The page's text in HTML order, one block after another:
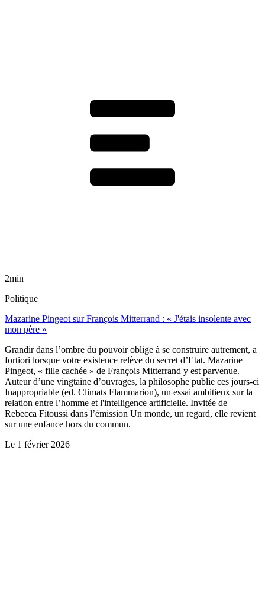
2min
Politique
Mazarine Pingeot sur François Mitterrand : « J'étais insolente avec
mon père »
Grandir dans l’ombre du pouvoir oblige à se construire autrement, a
fortiori lorsque votre existence relève du secret d’Etat. Mazarine
Pingeot, « fille cachée » de François Mitterrand y est parvenue.
Auteur d’une vingtaine d’ouvrages, la philosophe publie ces jours-ci
Inappropriable (ed. Climats Flammarion), un essai ambitieux sur la
relation entre l’homme et l'intelligence artificielle. Invitée de
Rebecca Fitoussi dans l’émission Un monde, un regard, elle revient
sur une enfance hors du commun.
Le 1 février 2026